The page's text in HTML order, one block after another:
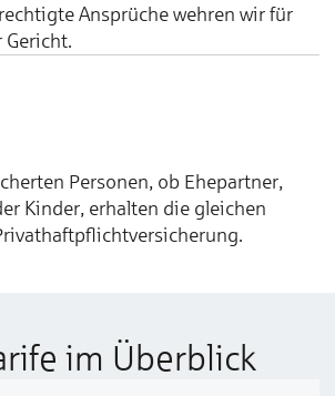
Ansprüche wehren wir für
Gericht.
Personen, ob Ehepartner,
Kinder, erhalten die gleichen
im Überblick